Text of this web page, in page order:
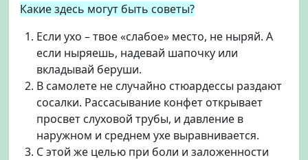
Какие здесь могут быть советы?
Если ухо – твое «слабое» место, не ныряй. А
если ныряешь, надевай шапочку или
вкладывай беруши.
В самолете не случайно стюардессы раздают
сосалки. Рассасывание конфет открывает
просвет слуховой трубы, и давление в
наружном и среднем ухе выравнивается.
С этой же целью при боли и заложенности